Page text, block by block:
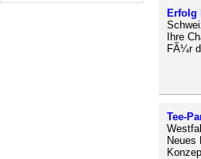
Erfolg
Ihre
FÃ¼r
Tee-
Neues